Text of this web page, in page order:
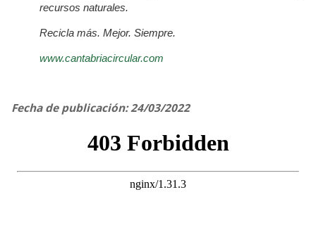
recursos naturales.
Recicla más. Mejor. Siempre.
www.cantabriacircular.com
Fecha de publicación: 24/03/2022